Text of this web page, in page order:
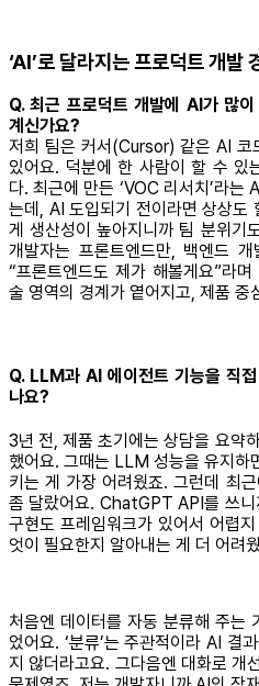
‘AI’로 달라지는 프로덕트 개발
Q. 최근 프로덕트 개발에 AI가 많
계신가요?
저희 팀은 커서(Cursor) 같은 AI 코
있어요. 덕분에 한 사람이 할 수 있
다. 최근에 만든 ‘VOC 리서치’라는
는데, AI 도입되기 전이라면 상상도
게 생산성이 높아지니까 팀 분위기
개발자는 프론트엔드만, 백엔드
“프론트엔드도 제가 해볼게요”라
술 영역의 경계가 옅어지고, 제품 중
Q. LLM과 AI 에이전트 기능을 직
나요?
3년 전, 제품 초기에는 상담을 요약
했어요. 그때는 LLM 성능을 유지하
키는 게 가장 어려웠죠. 그런데 최
좀 달랐어요. ChatGPT API를 쓰
구현도 프레임워크가 있어서 어렵
엇이 필요한지 알아내는 게 더 어려
처음엔 데이터를 자동 분류해 주는
었어요. ‘분류’는 주관적이라 AI 결
지 않더라고요. 그다음엔 대화로 개